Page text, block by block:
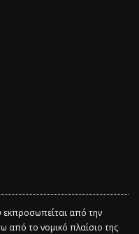
εκπροσωπείται από την
από το νομικό πλαίσιο της